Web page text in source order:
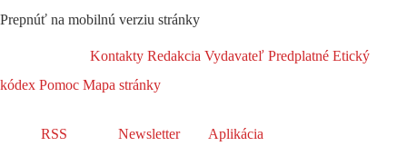
Prepnúť na mobilnú verziu stránky
Kontakty Redakcia Vydavateľ Predplatné Etický
kódex Pomoc Mapa stránky
RSS Newsletter Aplikácia